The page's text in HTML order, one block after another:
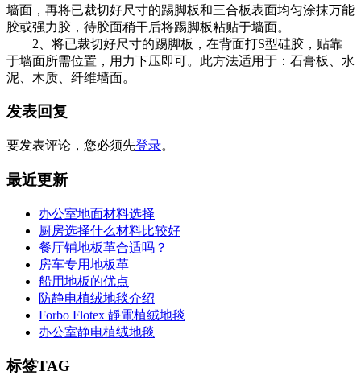
墙面，再将已裁切好尺寸的踢脚板和三合板表面均匀涂抹万能
胶或强力胶，待胶面稍干后将踢脚板粘贴于墙面。
2、将已裁切好尺寸的踢脚板，在背面打S型硅胶，贴靠
于墙面所需位置，用力下压即可。此方法适用于：石膏板、水
泥、木质、纤维墙面。
发表回复
要发表评论，您必须先登录。
最近更新
办公室地面材料选择
厨房选择什么材料比较好
餐厅铺地板革合适吗？
房车专用地板革
船用地板的优点
防静电植绒地毯介绍
Forbo Flotex 靜電植絨地毯
办公室静电植绒地毯
标签TAG